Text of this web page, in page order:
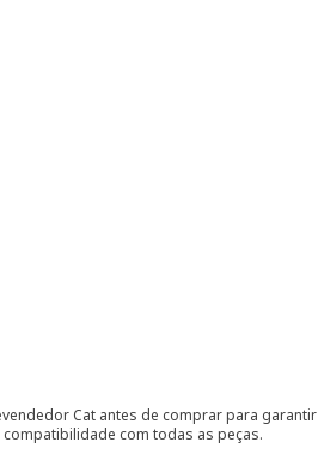
Cat antes de comprar para garantir
com todas as peças.